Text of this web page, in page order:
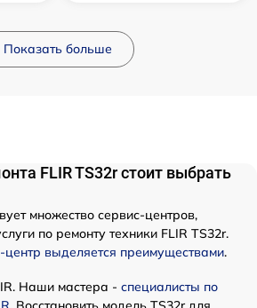
Показать больше
FLIR TS32r стоит выбрать
множество сервис-центров,
по ремонту техники FLIR TS32r.
выделяется преимуществами.
Наши мастера - специалисты по